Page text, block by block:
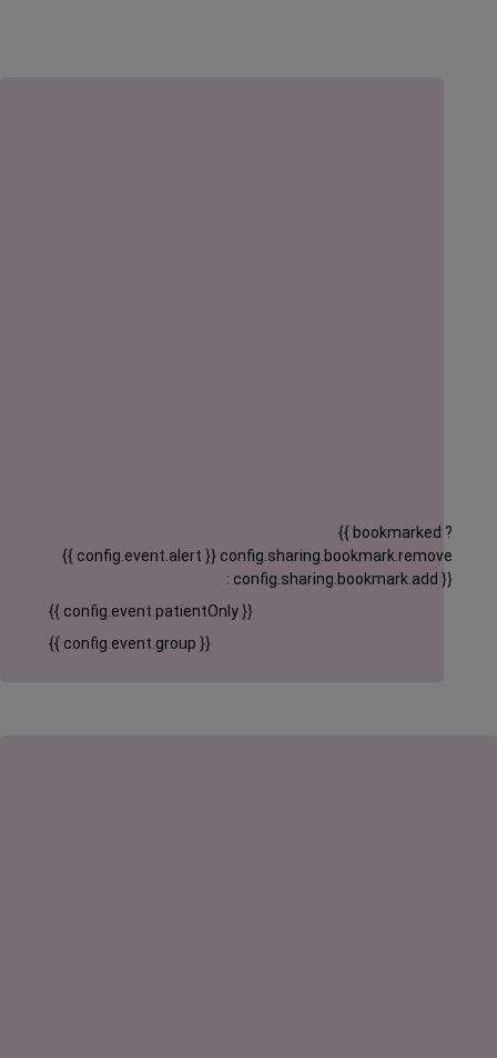
{{ config.event.alert }}
{{ bookmarked ?
config.sharing.bookmark.remove
: config.sharing.bookmark.add }}
{{ config.event.patientOnly }}
{{ config.event.group }}